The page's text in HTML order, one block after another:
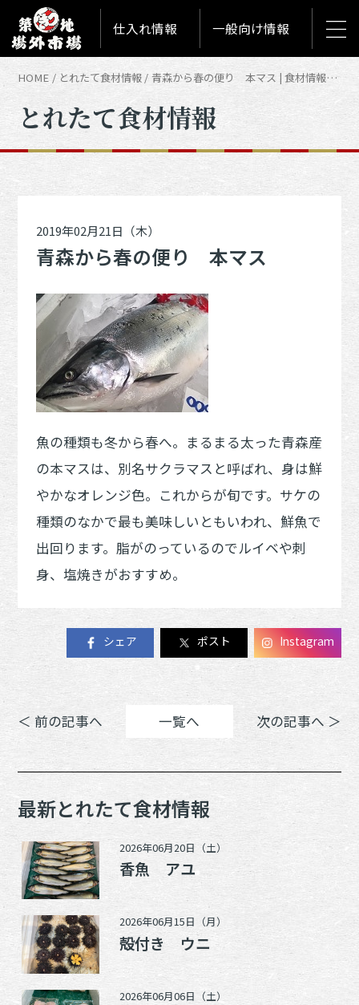
仕入れ情報 一般向け情報
HOME とれたて食材情報 青森から春の便り 本マス | 食材情報「とれたて築地食材情報」
とれたて食材情報
2019年02月21日（木）
青森から春の便り 本マス
魚の種類も冬から春へ。まるまる太った青森産
の本マスは、別名サクラマスと呼ばれ、身は鮮
やかなオレンジ色。これからが旬です。サケの
種類のなかで最も美味しいともいわれ、鮮魚で
出回ります。脂がのっているのでルイベや刺
身、塩焼きがおすすめ。
シェア ポスト Instagram
＜ 前の記事へ 一覧へ 次の記事へ ＞
最新とれたて食材情報
2026年06月20日（土）
香魚 アユ
2026年06月15日（月）
殻付き ウニ
2026年06月06日（土）